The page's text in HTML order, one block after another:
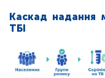
Каскад надання
ТБІ